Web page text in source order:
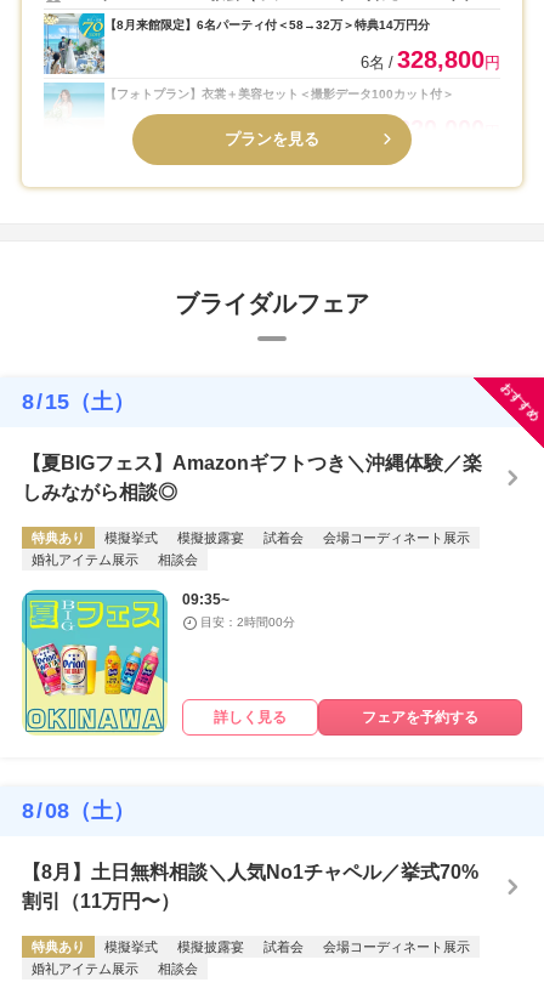
ト）チュチュリゾートウエディング
【8月来館限定】6名パーティ付＜58→32万＞特典14万円分
6名 328,800円
【フォトプラン】衣裳＋美容セット＜撮影データ100カット付＞
2名 220,000
プランを見る
ブライダルフェア
おすすめ
8/15 （土）
【夏BIGフェス】Amazonギフトつき＼沖縄体験／楽
しみながら相談◎
特典あり 模擬挙式 模擬披露宴 試着会
会場コーディネート展示
婚礼アイテム展示
相談会
09:35~
目安：2時間00分
詳しく見る フェアを予約する
8/08 （土）
【8月】土日無料相談＼人気No1チャペル／挙式70%
割引（11万円〜）
特典あり 模擬挙式 模擬披露宴 試着会
会場コーディネート展示
婚礼アイテム展示
相談会